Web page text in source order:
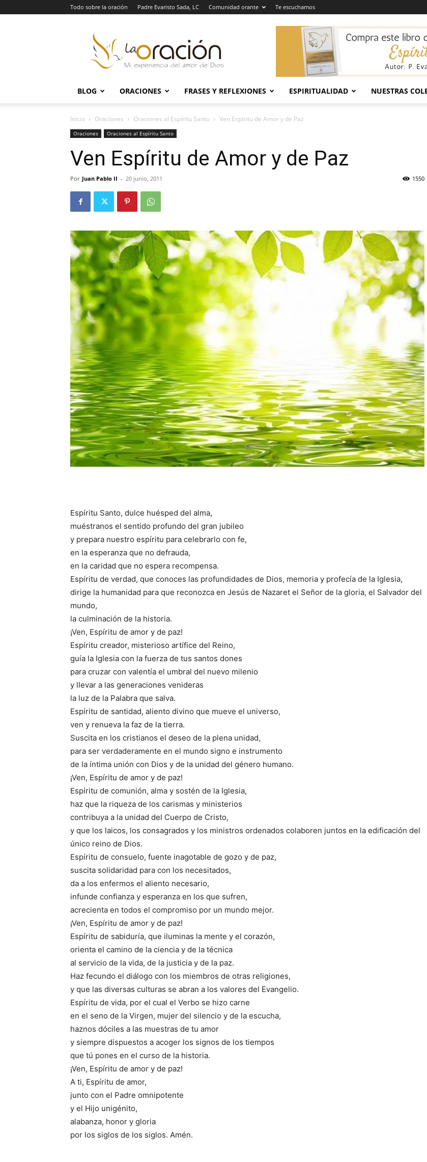
Todo sobre la oración Padre Evaristo Sada, LC Comunidad orante Te escuchamos
Oración
BLOG ORACIONES FRASES Y REFLEXIONES ESPIRITUALIDAD NUESTRAS
Inicio Oraciones Oraciones al Espíritu Santo Ven Espíritu de Amor y de Paz
Oraciones Oraciones al Espíritu Santo
Ven Espíritu de Amor y de Paz
Por Juan Pablo II - 20 junio, 2011 1550
Espíritu Santo, dulce huésped del alma,
muéstranos el sentido profundo del gran jubileo
y prepara nuestro espíritu para celebrarlo con fe,
en la esperanza que no defrauda,
en la caridad que no espera recompensa.
Espíritu de verdad, que conoces las profundidades de Dios, memoria y profecía de la Iglesia,
dirige la humanidad para que reconozca en Jesús de Nazaret el Señor de la gloria, el Salvador del
mundo,
la culminación de la historia.
¡Ven, Espíritu de amor y de paz!
Espíritu creador, misterioso artífice del Reino,
guía la Iglesia con la fuerza de tus santos dones
para cruzar con valentía el umbral del nuevo milenio
y llevar a las generaciones venideras
la luz de la Palabra que salva.
Espíritu de santidad, aliento divino que mueve el universo,
ven y renueva la faz de la tierra.
Suscita en los cristianos el deseo de la plena unidad,
para ser verdaderamente en el mundo signo e instrumento
de la íntima unión con Dios y de la unidad del género humano.
¡Ven, Espíritu de amor y de paz!
Espíritu de comunión, alma y sostén de la Iglesia,
haz que la riqueza de los carismas y ministerios
contribuya a la unidad del Cuerpo de Cristo,
y que los laicos, los consagrados y los ministros ordenados colaboren juntos en la edificación del
único reino de Dios.
Espíritu de consuelo, fuente inagotable de gozo y de paz,
suscita solidaridad para con los necesitados,
da a los enfermos el aliento necesario,
infunde confianza y esperanza en los que sufren,
acrecienta en todos el compromiso por un mundo mejor.
¡Ven, Espíritu de amor y de paz!
Espíritu de sabiduría, que iluminas la mente y el corazón,
orienta el camino de la ciencia y de la técnica
al servicio de la vida, de la justicia y de la paz.
Haz fecundo el diálogo con los miembros de otras religiones,
y que las diversas culturas se abran a los valores del Evangelio.
Espíritu de vida, por el cual el Verbo se hizo carne
en el seno de la Virgen, mujer del silencio y de la escucha,
haznos dóciles a las muestras de tu amor
y siempre dispuestos a acoger los signos de los tiempos
que tú pones en el curso de la historia.
¡Ven, Espíritu de amor y de paz!
A ti, Espíritu de amor,
junto con el Padre omnipotente
y el Hijo unigénito,
alabanza, honor y gloria
por los siglos de los siglos. Amén.